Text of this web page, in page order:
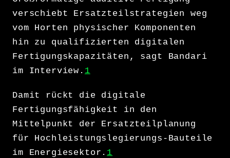
verschiebt Ersatzteilstrategien weg
vom Horten physischer Komponenten
hin zu qualifizierten digitalen
Fertigungskapazitäten, sagt Bandari
im Interview. 1
Damit rückt die digitale
Fertigungsfähigkeit in den
Mittelpunkt der Ersatzteilplanung
für Hochleistungslegierungs-Bauteile
im Energiesektor. 1